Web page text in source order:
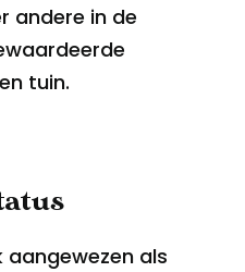
andere in de
tuin.
aangewezen als